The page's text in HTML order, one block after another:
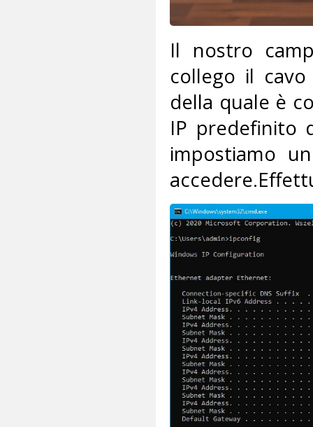
Il nostro
collego il
della quale è
IP predefinito
impostiamo